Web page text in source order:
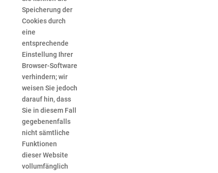
Speicherung der
Cookies durch
eine
entsprechende
Einstellung Ihrer
Browser-Software
verhindern; wir
weisen Sie jedoch
darauf hin, dass
Sie in diesem Fall
gegebenenfalls
nicht sämtliche
Funktionen
dieser Website
vollumfänglich